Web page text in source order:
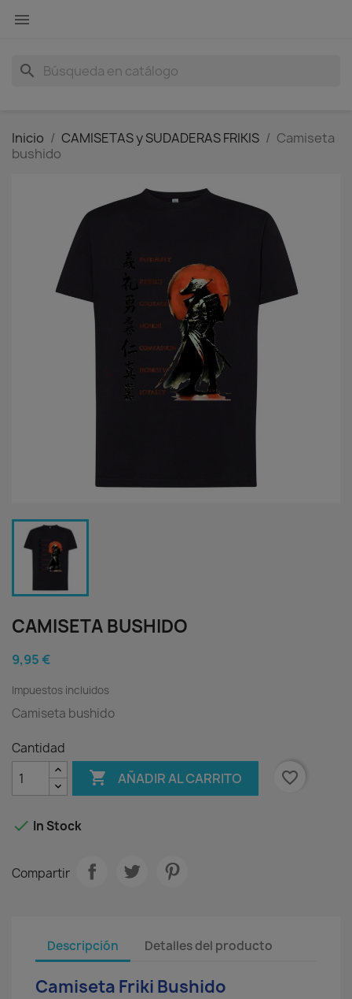

search
Inicio CAMISETAS y SUDADERAS FRIKIS
Camiseta
bushido
CAMISETA BUSHIDO
9,95 €
Impuestos incluidos
Camiseta bushido
Cantidad
 AÑADIR AL CARRITO favorite_border
 In Stock
Compartir
Descripción Detalles del producto
Camiseta Friki Bushido